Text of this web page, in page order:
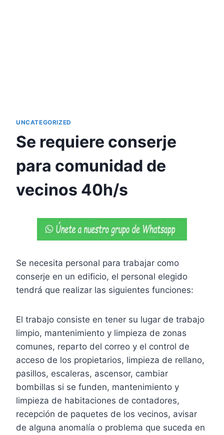
UNCATEGORIZED
Se requiere conserje
para comunidad de
vecinos 40h/s
Se necesita personal para trabajar como
conserje en un edificio, el personal elegido
tendrá que realizar las siguientes funciones:
El trabajo consiste en tener su lugar de trabajo
limpio, mantenimiento y limpieza de zonas
comunes, reparto del correo y el control de
acceso de los propietarios, limpieza de rellano,
pasillos, escaleras, ascensor, cambiar
bombillas si se funden, mantenimiento y
limpieza de habitaciones de contadores,
recepción de paquetes de los vecinos, avisar
de alguna anomalía o problema que suceda en